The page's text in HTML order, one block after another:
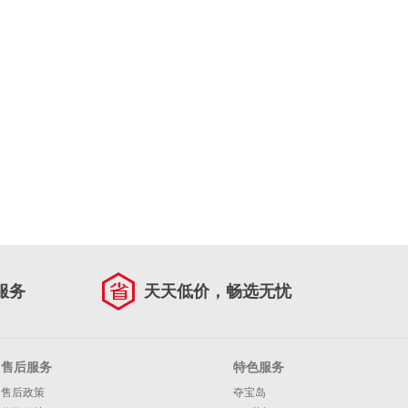
务 天天低价，畅选无忧
售后服务
售后政策
特色服务
夺宝岛